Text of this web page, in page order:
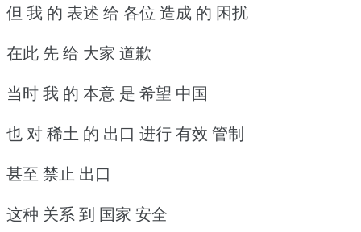
但 我 的 表述 给 各位 造成 的 困扰
在此 先 给 大家 道歉
当时 我 的 本意 是 希望 中国
也 对 稀土 的 出口 进行 有效 管制
甚至 禁止 出口
这种 关系 到 国家 安全